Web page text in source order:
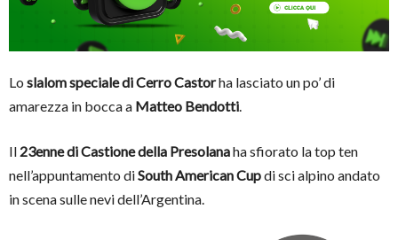
Lo slalom speciale di Cerro Castorha lasciato un po’ di
amarezza in bocca a Matteo Bendotti.
Il 23enne di Castione della Presolanaha sfiorato la top ten
nell’appuntamento diSouth American Cupdi sci alpino andato
in scena sulle nevi dell’Argentina.